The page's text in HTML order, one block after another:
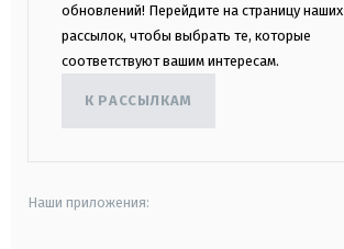
обновлений! Перейдите на страницу наших
рассылок, чтобы выбрать те, которые
соответствуют вашим интересам.
К РАССЫЛКАМ
Наши приложения: